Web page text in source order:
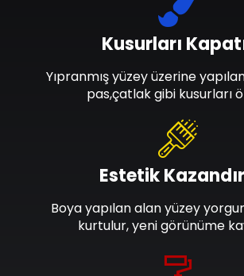
Estetik
Boya yapılan alan yüzey
kurtulur, yeni görünüme
Kusurları
Yıpranmış yüzey üzerine
pas,çatlak gibi kusurları